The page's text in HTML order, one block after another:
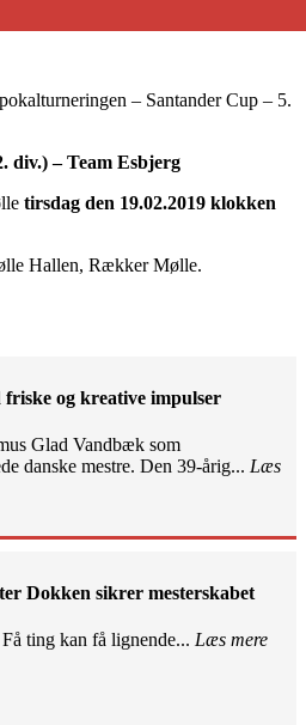
– Santander Cup – 5.
div.) – Team Esbjerg
tirsdag den 19.02.2019 klokken
Hallen, Rækker Mølle.
og kreative impulser
Glad Vandbæk som
danske mestre. Den 39-årig... Læs
Dokken sikrer mesterskabet
ting kan få lignende... Læs mere